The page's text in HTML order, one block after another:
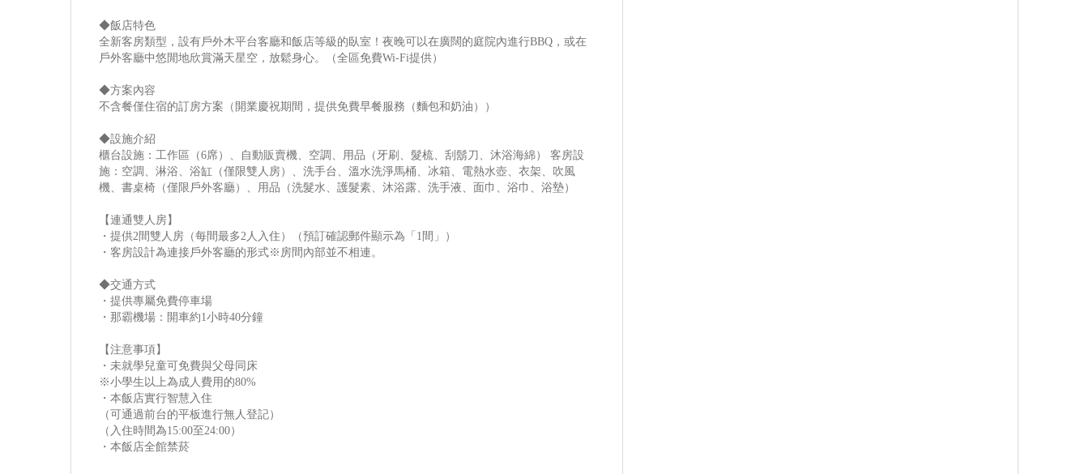
◆飯店特色
全新客房類型，設有戶外木平台客廳和飯店等級的臥室！夜晚可以在廣闊的庭院內進行BBQ，或在
戶外客廳中悠閒地欣賞滿天星空，放鬆身心。（全區免費Wi-Fi提供）
◆方案內容
不含餐僅住宿的訂房方案（開業慶祝期間，提供免費早餐服務（麵包和奶油））
◆設施介紹
櫃台設施：工作區（6席）、自動販賣機、空調、用品（牙刷、髮梳、刮鬍刀、沐浴海綿） 客房設
施：空調、淋浴、浴缸（僅限雙人房）、洗手台、溫水洗淨馬桶、冰箱、電熱水壺、衣架、吹風
機、書桌椅（僅限戶外客廳）、用品（洗髮水、護髮素、沐浴露、洗手液、面巾、浴巾、浴墊）
【連通雙人房】
・提供2間雙人房（每間最多2人入住）（預訂確認郵件顯示為「1間」）
・客房設計為連接戶外客廳的形式※房間內部並不相連。
◆交通方式
・提供專屬免費停車場
・那霸機場：開車約1小時40分鐘
【注意事項】
・未就學兒童可免費與父母同床
※小學生以上為成人費用的80%
・本飯店實行智慧入住
（可通過前台的平板進行無人登記）
（入住時間為15:00至24:00）
・本飯店全館禁菸